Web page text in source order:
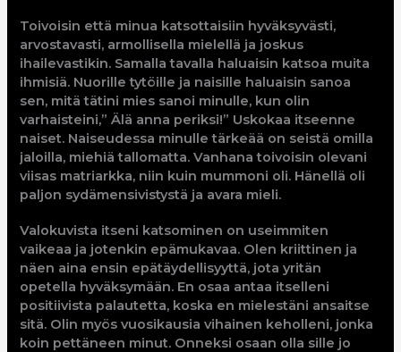
Toivoisin että minua katsottaisiin hyväksyvästi,
arvostavasti, armollisella mielellä ja joskus
ihailevastikin. Samalla tavalla haluaisin katsoa muita
ihmisiä. Nuorille tytöille ja naisille haluaisin sanoa
sen, mitä tätini mies sanoi minulle, kun olin
varhaisteini,” Älä anna periksi!” Uskokaa itseenne
naiset. Naiseudessa minulle tärkeää on seistä omilla
jaloilla, miehiä tallomatta. Vanhana toivoisin olevani
viisas matriarkka, niin kuin mummoni oli. Hänellä oli
paljon sydämensivistystä ja avara mieli.
Valokuvista itseni katsominen on useimmiten
vaikeaa ja jotenkin epämukavaa. Olen kriittinen ja
näen aina ensin epätäydellisyyttä, jota yritän
opetella hyväksymään. En osaa antaa itselleni
positiivista palautetta, koska en mielestäni ansaitse
sitä. Olin myös vuosikausia vihainen keholleni, jonka
koin pettäneen minut. Onneksi osaan olla sille jo